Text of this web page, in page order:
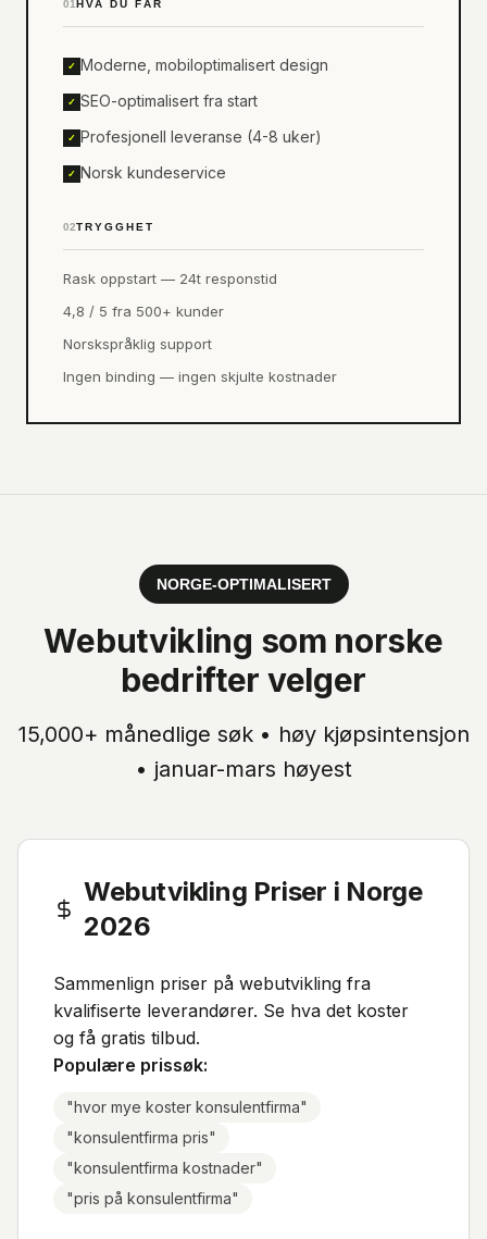
01 HVA DU FÅR
✓ Moderne, mobiloptimalisert design
✓ SEO-optimalisert fra start
✓ Profesjonell leveranse (4-8 uker)
✓ Norsk kundeservice
02TRYGGHET
Rask oppstart — 24t responstid
4,8 / 5 fra 500+ kunder
Norskspråklig support
Ingen binding — ingen skjulte kostnader
NORGE-OPTIMALISERT
Webutvikling som norske
bedrifter velger
15,000+ månedlige søk • høykjøpsintensjon
• januar-mars høyest
Webutvikling Priser i Norge
2026
Sammenlign priser på webutvikling fra
kvalifiserte leverandører. Se hva det koster
og få gratis tilbud.
Populære prissøk:
"hvor mye koster konsulentfirma"
"konsulentfirma pris"
"konsulentfirma kostnader"
"pris på konsulentfirma"